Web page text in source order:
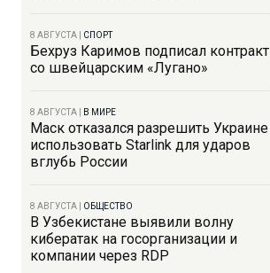
8 АВГУСТА СПОРТ
Бехруз Каримов подписал контракт
со швейцарским «Лугано»
8 АВГУСТА В МИРЕ
Маск отказался разрешить Украине
использовать Starlink для ударов
вглубь России
8 АВГУСТА ОБЩЕСТВО
В Узбекистане выявили волну
кибератак на госорганизации и
компании через RDP